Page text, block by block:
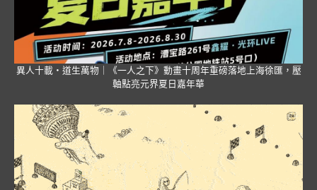
異人十載・道生萬物｜《一人之下》動畫十周年重磅落地上海徐匯，壓
軸點亮元界夏日嘉年華